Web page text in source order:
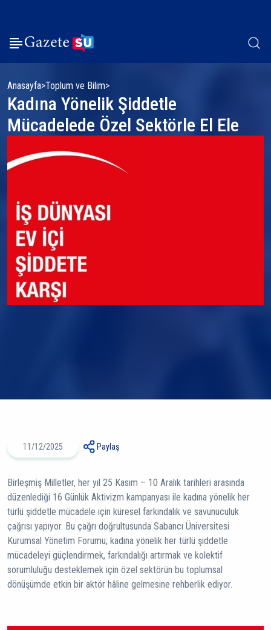
Anasayfa Toplum ve Bilim
Kadına Yönelik Şiddetle
Mücadelede Özel Sektörle El Ele
11/12/2025 Paylaş
Birleşmiş Milletler, her yıl 25 Kasım – 10 Aralık tarihleri arasında
düzenlediği 16 Günlük Aktivizm kampanyası ile kadına yönelik her
türlü şiddetle mücadele için küresel farkındalık ve savunuculuk
çağrısı yapıyor. Bu çağrı doğrultusunda Sabancı Üniversitesi
Kurumsal Yönetim Forumu; kadına yönelik her türlü şiddetle
mücadeleyi güçlendirmek, farkındalığı artırmak ve kolektif
sorumluluğu desteklemek için özel sektörün bu toplumsal
dönüşümde etkin bir aktör hâline gelmesine rehberlik ediyor.